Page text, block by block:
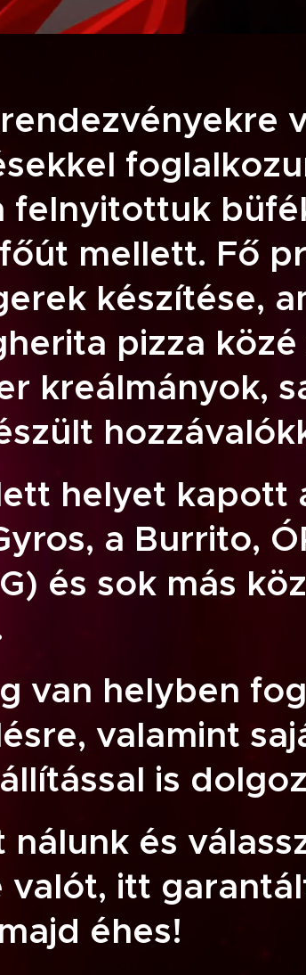
felnyitottuk
mellett. Fő
készítése,
pizza
kreálmányok,
helyet kapott
a Burrito,
és sok más
van helyben
valamint
is
nálunk és
valót, itt
éhes!😉